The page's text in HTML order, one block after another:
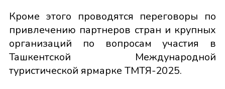
Кроме этого проводятся переговоры по
привлечению партнеров стран и крупных
организаций по вопросам участия в
Ташкентской Международной
туристической ярмарке ТМТЯ-2025.